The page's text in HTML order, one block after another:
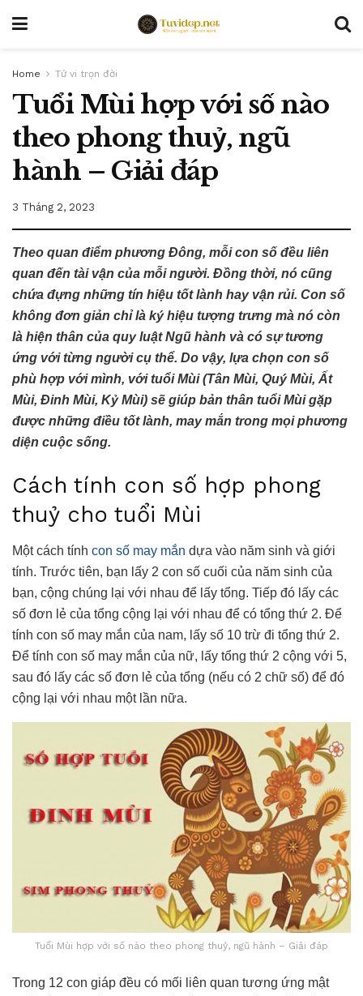
Home Tử vi trọn đời
Tuổi Mùi hợp với số nào
theo phong thuỷ, ngũ
hành – Giải đáp
3 Tháng 2, 2023
Theo quan điểm phương Đông, mỗi con số đều liên
quan đến tài vận của mỗi người. Đồng thời, nó cũng
chứa đựng những tín hiệu tốt lành hay vận rủi. Con số
không đơn giản chỉ là ký hiệu tượng trưng mà nó còn
là hiện thân của quy luật Ngũ hành và có sự tương
ứng với từng người cụ thể. Do vậy, lựa chọn con số
phù hợp với mình, với tuổi Mùi (Tân Mùi, Quý Mùi, Ất
Mùi, Đinh Mùi, Kỷ Mùi) sẽ giúp bản thân tuổi Mùi gặp
được những điều tốt lành, may mắn trong mọi phương
diện cuộc sống.
Cách tính con số hợp phong
thuỷ cho tuổi Mùi
Một cách tính con số may mắn dựa vào năm sinh và giới
tính. Trước tiên, bạn lấy 2 con số cuối của năm sinh của
bạn, cộng chúng lại với nhau để lấy tổng. Tiếp đó lấy các
số đơn lẻ của tổng cộng lại với nhau để có tổng thứ 2. Để
tính con số may mắn của nam, lấy số 10 trừ đi tổng thứ 2.
Để tính con số may mắn của nữ, lấy tổng thứ 2 cộng với 5,
sau đó lấy các số đơn lẻ của tổng (nếu có 2 chữ số) để đó
cộng lại với nhau một lần nữa.
Tuổi Mùi hợp với số nào theo phong thuỷ, ngũ hành – Giải đáp
Trong 12 con giáp đều có mối liên quan tương ứng mật